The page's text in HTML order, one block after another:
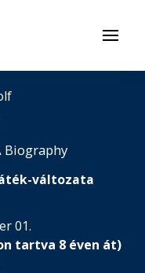
Menü
Biography
változata
01.
tartva 8 éven át)